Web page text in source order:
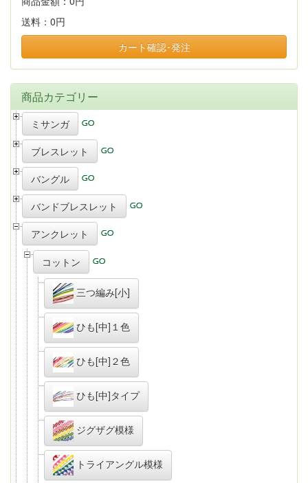
送料： 0円
カート確認･発注
商品カテゴリー
ミサンガ
ブレスレット
バングル
バンドブレスレット
アンクレット
コットン
三つ編み[小]
ひも[中]１色
ひも[中]２色
ひも[中]タイプ
ジグザグ模様
トライアングル模様